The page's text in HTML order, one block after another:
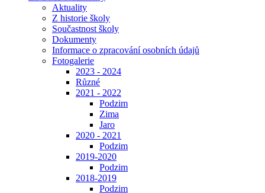
Aktuality
Z historie školy
Součastnost školy
Dokumenty
Informace o zpracování osobních údajů
Fotogalerie
2023 - 2024
Různé
2021 - 2022
Podzim
Zima
Jaro
2020 - 2021
Podzim
2019-2020
Podzim
2018-2019
Podzim